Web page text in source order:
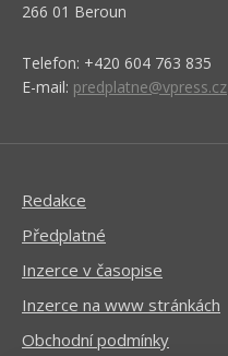
266 01 Beroun
Telefon: +420 604 763 835
E-mail: predplatne@vpress.cz
Redakce
Předplatné
Inzerce v časopise
Inzerce na www stránkách
Obchodní podmínky